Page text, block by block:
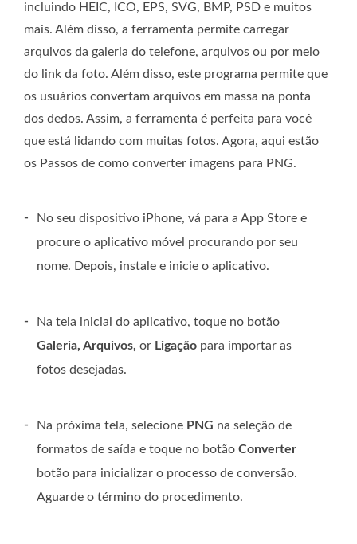
incluindo HEIC, ICO, EPS, SVG, BMP, PSD e muitos
mais. Além disso, a ferramenta permite carregar
arquivos da galeria do telefone, arquivos ou por meio
do link da foto. Além disso, este programa permite que
os usuários convertam arquivos em massa na ponta
dos dedos. Assim, a ferramenta é perfeita para você
que está lidando com muitas fotos. Agora, aqui estão
os Passos de como converter imagens para PNG.
-
No seu dispositivo iPhone, vá para a App Store e
procure o aplicativo móvel procurando por seu
nome. Depois, instale e inicie o aplicativo.
-
Na tela inicial do aplicativo, toque no botão
Galeria, Arquivos, or Ligação para importar as
fotos desejadas.
- Na próxima tela, selecione PNG na seleção de
formatos de saída e toque no botão Converter
botão para inicializar o processo de conversão.
Aguarde o término do procedimento.